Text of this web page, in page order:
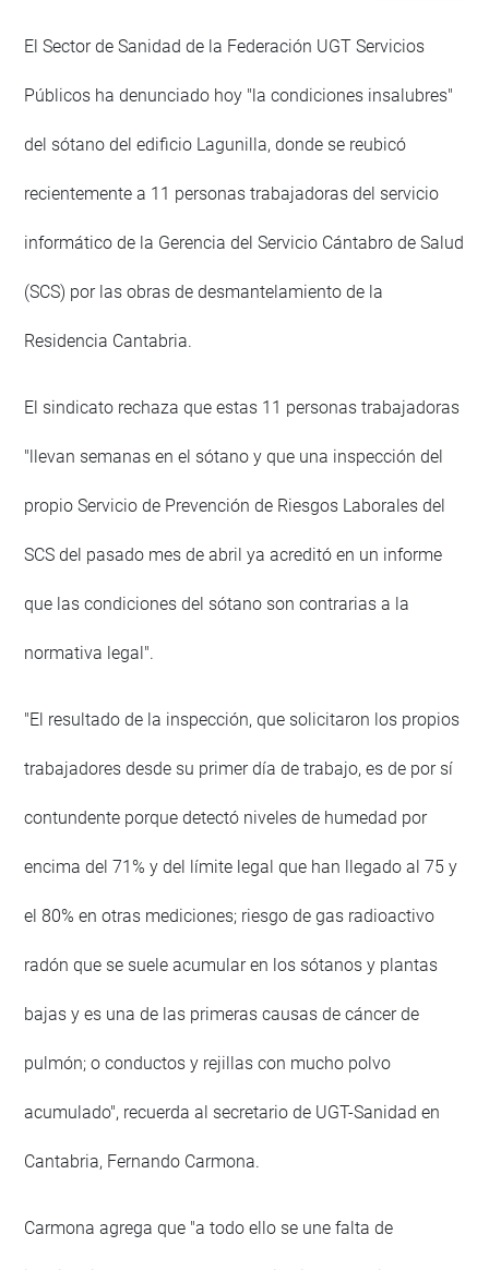
El Sector de Sanidad de la Federación UGT Servicios
Públicos ha denunciado hoy "la condiciones insalubres"
del sótano del edificio Lagunilla, donde se reubicó
recientemente a 11 personas trabajadoras del servicio
informático de la Gerencia del Servicio Cántabro de Salud
(SCS) por las obras de desmantelamiento de la
Residencia Cantabria.
El sindicato rechaza que estas 11 personas trabajadoras
"llevan semanas en el sótano y que una inspección del
propio Servicio de Prevención de Riesgos Laborales del
SCS del pasado mes de abril ya acreditó en un informe
que las condiciones del sótano son contrarias a la
normativa legal".
"El resultado de la inspección, que solicitaron los propios
trabajadores desde su primer día de trabajo, es de por sí
contundente porque detectó niveles de humedad por
encima del 71% y del límite legal que han llegado al 75 y
el 80% en otras mediciones; riesgo de gas radioactivo
radón que se suele acumular en los sótanos y plantas
bajas y es una de las primeras causas de cáncer de
pulmón; o conductos y rejillas con mucho polvo
acumulado", recuerda al secretario de UGT-Sanidad en
Cantabria, Fernando Carmona.
Carmona agrega que "a todo ello se une falta de